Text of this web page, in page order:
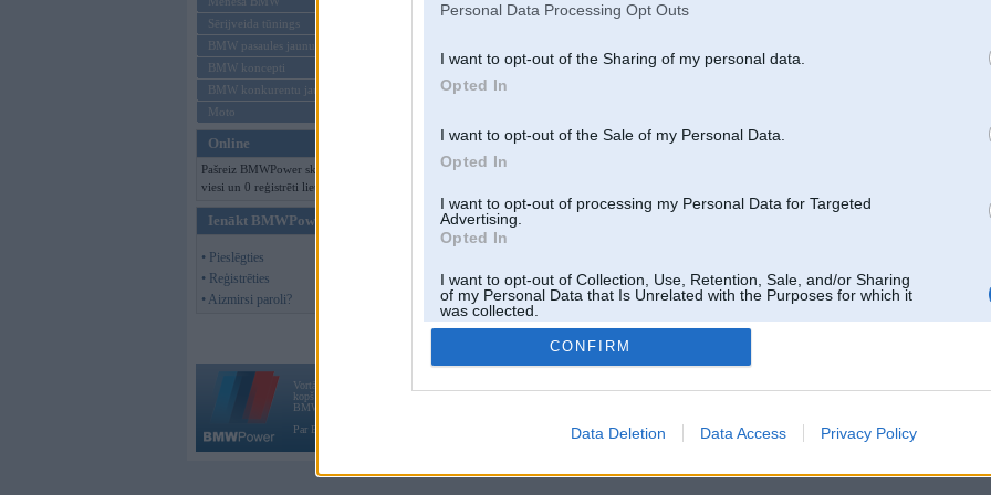
Personal Data Processing Opt Outs
I want to opt-out of the Sharing of my personal data.
Opted In
I want to opt-out of the Sale of my Personal Data.
Opted In
I want to opt-out of processing my Personal Data for Targeted
Advertising.
Opted In
I want to opt-out of Collection, Use, Retention, Sale, and/or Sharing
of my Personal Data that Is Unrelated with the Purposes for which it
was collected.
Opted Out
CONFIRM
Data Deletion Data Access Privacy Policy
Sērijveida tūnings
BMW pasaules jaunumi
BMW koncepti
BMW konkurentu jaunumi
Moto
Online
Pašreiz BMWPower skatās 143
viesi un 0 reģistrēti lietotāji.
Ienākt BMWPower
• Pieslēgties
• Reģistrēties
• Aizmirsi paroli?
Vortāls BMWPower.lv darbojas
kopš 2002. gada 14. maija. Tas nav auto klubs un nav saistīts ar
BMW AG.
Par BMWPower